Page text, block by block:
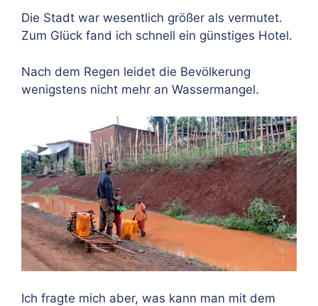
Die Stadt war wesentlich größer als vermutet.
Zum Glück fand ich schnell ein günstiges Hotel.
Nach dem Regen leidet die Bevölkerung
wenigstens nicht mehr an Wassermangel.
Ich fragte mich aber, was kann man mit dem